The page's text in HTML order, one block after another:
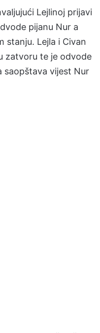
Lejlinoj prijavi
pijanu Nur a
stanju. Lejla i Civan
zatvoru te je odvode
saopštava vijest Nur